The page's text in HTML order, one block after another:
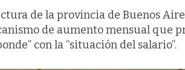
de la provincia de Buenos
de aumento mensual que
con la “situación del salario”.